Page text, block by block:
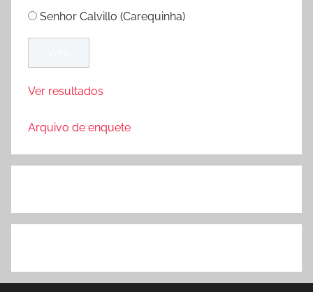
Senhor Calvillo (Carequinha)
Ver resultados
Arquivo de enquete